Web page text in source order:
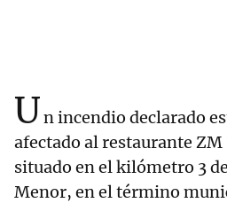
Un incendio declarado
afectado al restaurante
situado en el kilómetro 3
Menor, en el término